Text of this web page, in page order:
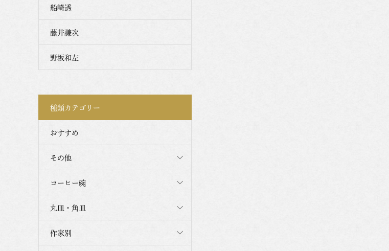
船崎透
藤井謙次
野坂和左
種類カテゴリー
おすすめ
その他
コーヒー碗
丸皿・角皿
作家別